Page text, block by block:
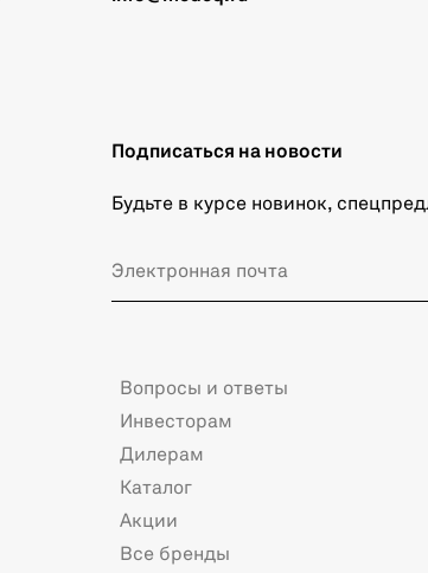
Подписаться на новости
Будьте в курсе новинок,
Вопросы и ответы
Инвесторам
Дилерам
Каталог
Акции
Все бренды